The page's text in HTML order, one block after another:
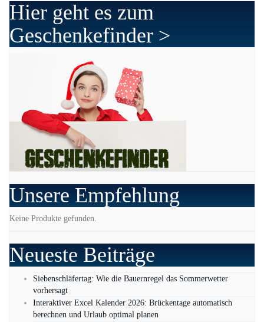
Hier geht es zum
Geschenkefinder >
Unsere Empfehlung
Keine Produkte gefunden.
Neueste Beiträge
Siebenschläfertag: Wie die Bauernregel das Sommerwetter
vorhersagt
Interaktiver Excel Kalender 2026: Brückentage automatisch
berechnen und Urlaub optimal planen